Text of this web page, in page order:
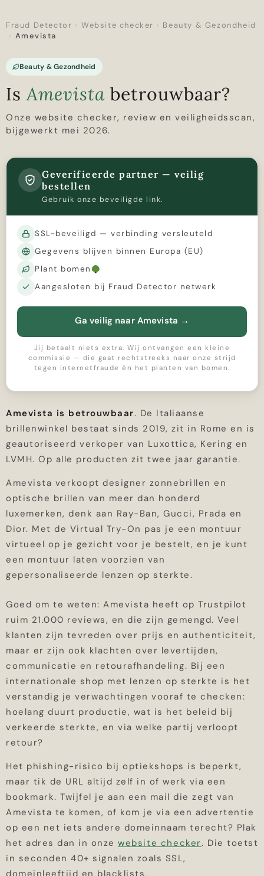
Fraud Detector › Website checker › Beauty & Gezondheid
› Amevista
Beauty & Gezondheid
IsAmevista betrouwbaar?
Onze website checker, review en veiligheidsscan,
bijgewerkt mei 2026.
Geverifieerde partner — veilig
bestellen
Gebruik onze beveiligde link.
SSL-beveiligd — verbinding versleuteld
Gegevens blijven binnen Europa (EU)
Plant bomen
Aangesloten bij Fraud Detector netwerk
Ga veilig naar Amevista →
Jij betaalt niets extra. Wij ontvangen een kleine
commissie — die gaat rechtstreeks naar onze strijd
tegen internetfraude én het planten van bomen.
Amevista is betrouwbaar. De Italiaanse
brillenwinkel bestaat sinds 2019, zit in Rome en is
geautoriseerd verkoper van Luxottica, Kering en
LVMH. Op alle producten zit twee jaar garantie.
Amevista verkoopt designer zonnebrillen en
optische brillen van meer dan honderd
luxemerken, denk aan Ray-Ban, Gucci, Prada en
Dior. Met de Virtual Try-On pas je een montuur
virtueel op je gezicht voor je bestelt, en je kunt
een montuur laten voorzien van
gepersonaliseerde lenzen op sterkte.
Goed om te weten: Amevista heeft op Trustpilot
ruim 21.000 reviews, en die zijn gemengd. Veel
klanten zijn tevreden over prijs en authenticiteit,
maar er zijn ook klachten over levertijden,
communicatie en retourafhandeling. Bij een
internationale shop met lenzen op sterkte is het
verstandig je verwachtingen vooraf te checken:
hoelang duurt productie, wat is het beleid bij
verkeerde sterkte, en via welke partij verloopt
retour?
Het phishing-risico bij optiekshops is beperkt,
maar tik de URL altijd zelf in of werk via een
bookmark. Twijfel je aan een mail die zegt van
Amevista te komen, of kom je via een advertentie
op een net iets andere domeinnaam terecht? Plak
het adres dan in onze website checker. Die toetst
in seconden 40+ signalen zoals SSL,
domeinleeftijd en blacklists.